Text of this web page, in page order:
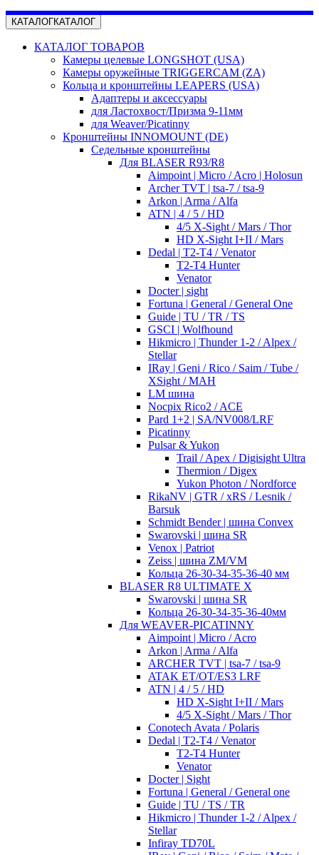
КАТАЛОГКАТАЛОГ
КАТАЛОГ ТОВАРОВ
Камеры целевые LONGSHOT (USA)
Камеры оружейные TRIGGERCAM (ZA)
Кольца и кронштейны LEAPERS (USA)
Адаптеры и аксессуары
для Ластохвост/Призма 9-11мм
для Weaver/Picatinny
Кронштейны INNOMOUNT (DE)
Седельные кронштейны
Для BLASER R93/R8
Aimpoint | Micro / Acro | Holosun
Archer TVT | tsa-7 / tsa-9
Arkon | Arma / Alfa
ATN | 4 / 5 / HD
4/5 X-Sight / Mars / Thor
HD X-Sight I+II / Mars
Dedal | T2-T4 / Venator
T2-T4 Hunter
Venator
Docter | sight
Fortuna | General / General One
Guide | TU / TR / TS
GSCI | Wolfhound
Hikmicro | Thunder 1-2 / Alpex /
Stellar
IRay | Geni / Rico / Saim / Tube /
XSight / MAH
LM шина
Nocpix Rico2 / ACE
Pard 1+2 | SA/NV008/LRF
Picatinny
Pulsar & Yukon
Trail / Apex / Digisight Ultra
Thermion / Digex
Yukon Photon / Nordforce
RikaNV | GTR / xRS / Lesnik /
Barsuk
Schmidt Bender | шина Convex
Swarovski | шина SR
Venox | Patriot
Zeiss | шина ZM/VM
Кольца 26-30-34-35-36-40 мм
BLASER R8 ULTIMATE X
Swarovski | шина SR
Кольца 26-30-34-35-36-40мм
Для WEAVER-PICATINNY
Aimpoint | Micro / Acro
Arkon | Arma / Alfa
ARCHER TVT | tsa-7 / tsa-9
ATAK ET/OT/ES3 LRF
ATN | 4 / 5 / HD
HD X-Sight I+II / Mars
4/5 X-Sight / Mars / Thor
Conotech Avata / Polaris
Dedal | T2-T4 / Venator
T2-T4 Hunter
Venator
Docter | Sight
Fortuna | General / General one
Guide | TU / TS / TR
Hikmicro | Thunder 1-2 / Alpex /
Stellar
Infiray TD70L